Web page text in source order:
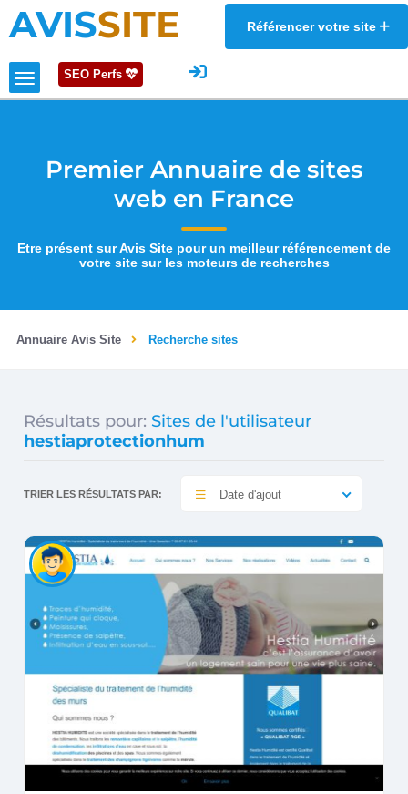
AVISSITE Référencer votre site
SEO Perfs
Premier Annuaire de sites
web en France
Etre présent sur Avis Site pour un meilleur référencement de
votre site sur les moteurs de recherches
Annuaire Avis Site Recherche sites
Résultats pour: Sites de l'utilisateur
hestiaprotectionhum
TRIER LES RÉSULTATS PAR: Date d'ajout